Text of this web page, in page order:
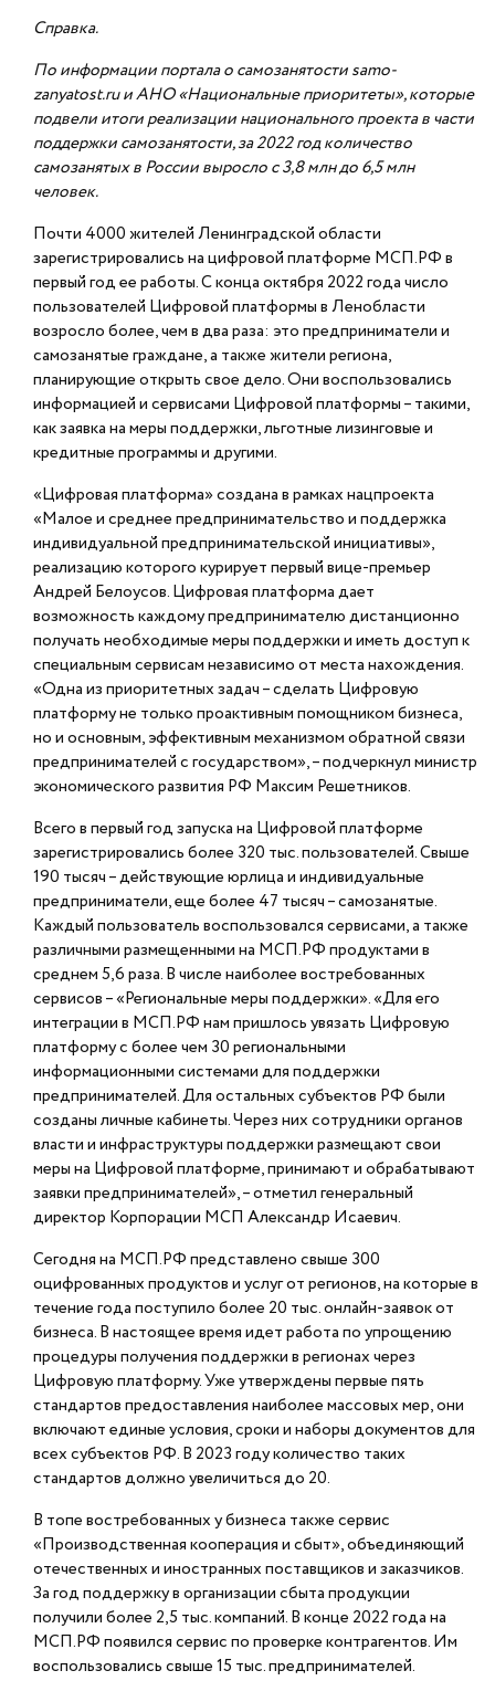
Справка.
По информации портала о самозанятости samo-
zanyatost.ru и АНО «Национальные приоритеты», которые
подвели итоги реализации национального проекта в части
поддержки самозанятости, за 2022 год количество
самозанятых в России выросло с 3,8 млн до 6,5 млн
человек.
Почти 4000 жителей Ленинградской области
зарегистрировались на цифровой платформе МСП.РФ в
первый год ее работы. С конца октября 2022 года число
пользователей Цифровой платформы в Ленобласти
возросло более, чем в два раза: это предприниматели и
самозанятые граждане, а также жители региона,
планирующие открыть свое дело. Они воспользовались
информацией и сервисами Цифровой платформы – такими,
как заявка на меры поддержки, льготные лизинговые и
кредитные программы и другими.
«Цифровая платформа» создана в рамках нацпроекта
«Малое и среднее предпринимательство и поддержка
индивидуальной предпринимательской инициативы»,
реализацию которого курирует первый вице-премьер
Андрей Белоусов. Цифровая платформа дает
возможность каждому предпринимателю дистанционно
получать необходимые меры поддержки и иметь доступ к
специальным сервисам независимо от места нахождения.
«Одна из приоритетных задач – сделать Цифровую
платформу не только проактивным помощником бизнеса,
но и основным, эффективным механизмом обратной связи
предпринимателей с государством», – подчеркнул министр
экономического развития РФ Максим Решетников.
Всего в первый год запуска на Цифровой платформе
зарегистрировались более 320 тыс. пользователей. Свыше
190 тысяч – действующие юрлица и индивидуальные
предприниматели, еще более 47 тысяч – самозанятые.
Каждый пользователь воспользовался сервисами, а также
различными размещенными на МСП.РФ продуктами в
среднем 5,6 раза. В числе наиболее востребованных
сервисов – «Региональные меры поддержки». «Для его
интеграции в МСП.РФ нам пришлось увязать Цифровую
платформу с более чем 30 региональными
информационными системами для поддержки
предпринимателей. Для остальных субъектов РФ были
созданы личные кабинеты. Через них сотрудники органов
власти и инфраструктуры поддержки размещают свои
меры на Цифровой платформе, принимают и обрабатывают
заявки предпринимателей», – отметил генеральный
директор Корпорации МСП Александр Исаевич.
Сегодня на МСП.РФ представлено свыше 300
оцифрованных продуктов и услуг от регионов, на которые в
течение года поступило более 20 тыс. онлайн-заявок от
бизнеса. В настоящее время идет работа по упрощению
процедуры получения поддержки в регионах через
Цифровую платформу. Уже утверждены первые пять
стандартов предоставления наиболее массовых мер, они
включают единые условия, сроки и наборы документов для
всех субъектов РФ. В 2023 году количество таких
стандартов должно увеличиться до 20.
В топе востребованных у бизнеса также сервис
«Производственная кооперация и сбыт», объединяющий
отечественных и иностранных поставщиков и заказчиков.
За год поддержку в организации сбыта продукции
получили более 2,5 тыс. компаний. В конце 2022 года на
МСП.РФ появился сервис по проверке контрагентов. Им
воспользовались свыше 15 тыс. предпринимателей.